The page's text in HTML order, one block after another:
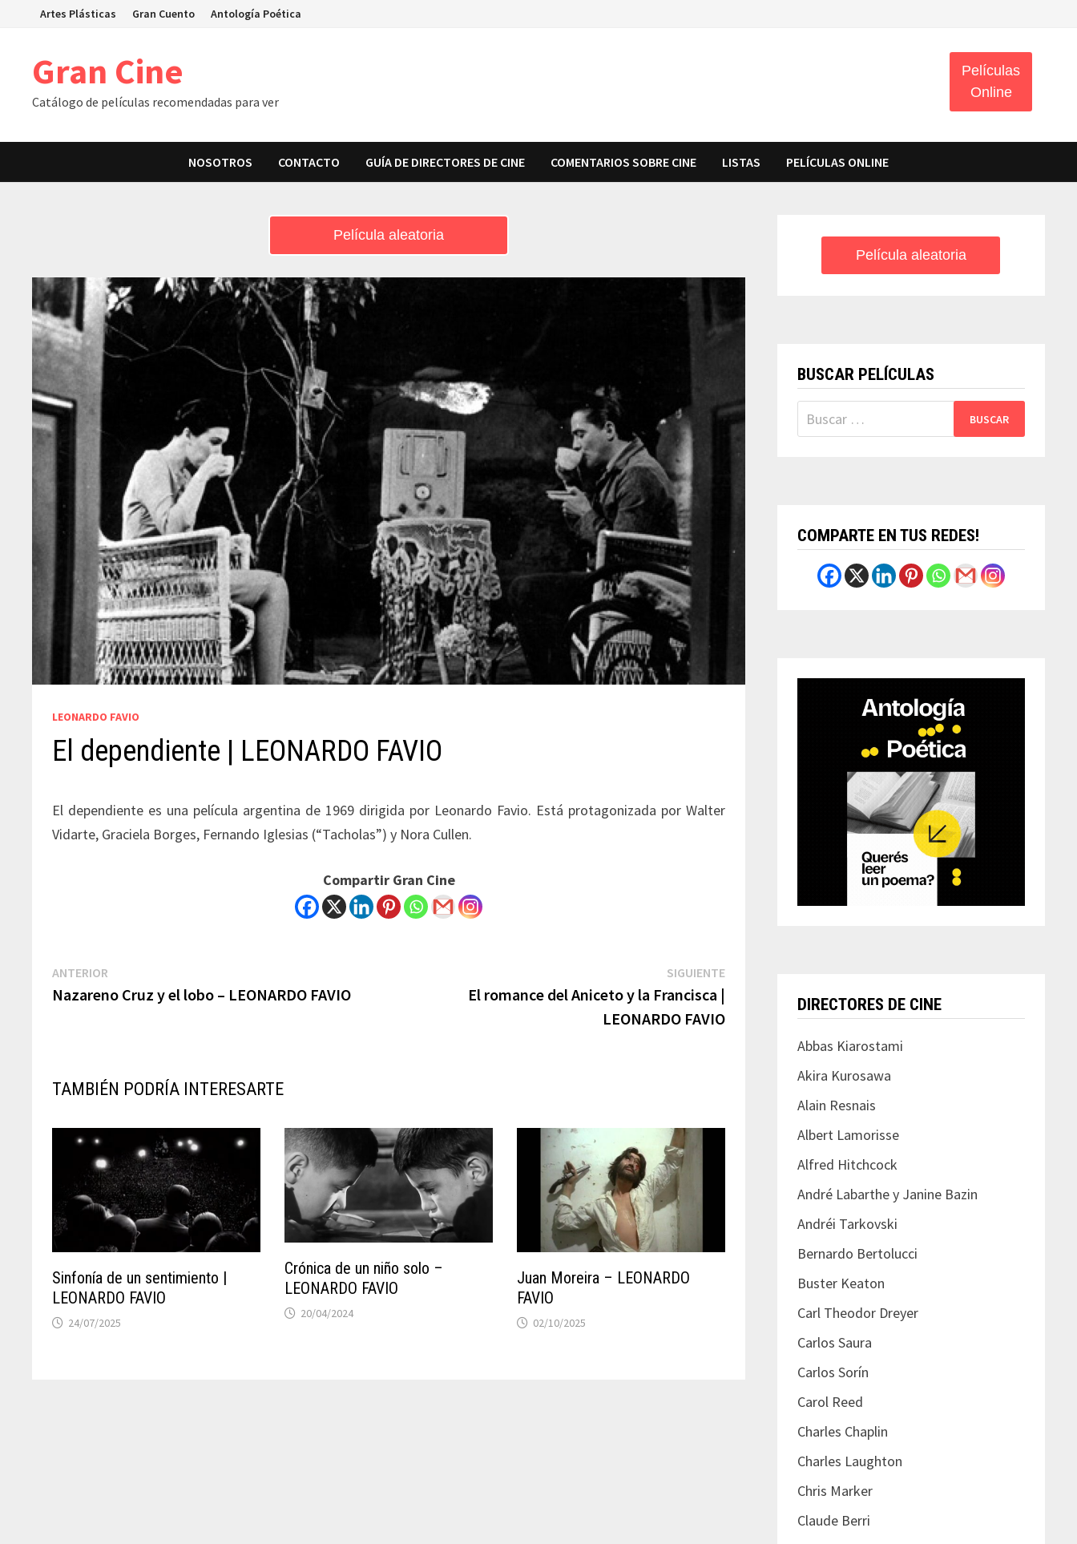
Artes Plásticas Gran Cuento Antología Poética
Gran Cine
Catálogo de películas recomendadas para ver
Películas
Online
NOSOTROS CONTACTO GUÍA DE DIRECTORES DE CINE COMENTARIOS SOBRE CINE LISTAS PELÍCULAS ONLINE
Película aleatoria
LEONARDO FAVIO
El dependiente | LEONARDO FAVIO
El dependiente es una película argentina de 1969 dirigida por Leonardo Favio. Está protagonizada por Walter
Vidarte, Graciela Borges, Fernando Iglesias (“Tacholas”) y Nora Cullen.
Compartir Gran Cine
Navegación
de
ANTERIOR
post:
Nazareno Cruz y el lobo – LEONARDO FAVIO
SIGUIENTENext
El romance del Aniceto y la Francisca |
LEONARDO FAVIO
TAMBIÉN PODRÍA INTERESARTE
Sinfonía de un sentimiento |
LEONARDO FAVIO
24/07/2025
Crónica de un niño solo –
LEONARDO FAVIO
20/04/2024
Juan Moreira – LEONARDO
FAVIO
02/10/2025
Película aleatoria
BUSCAR PELÍCULAS
Buscar:
COMPARTE EN TUS REDES!
DIRECTORES DE CINE
Abbas Kiarostami
Akira Kurosawa
Alain Resnais
Albert Lamorisse
Alfred Hitchcock
André Labarthe y Janine Bazin
Andréi Tarkovski
Bernardo Bertolucci
Buster Keaton
Carl Theodor Dreyer
Carlos Saura
Carlos Sorín
Carol Reed
Charles Chaplin
Charles Laughton
Chris Marker
Claude Berri